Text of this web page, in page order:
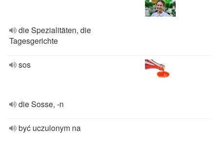
die Spezialitäten, die
Tagesgerichte
sos
die Sosse, -n
być uczulonym na